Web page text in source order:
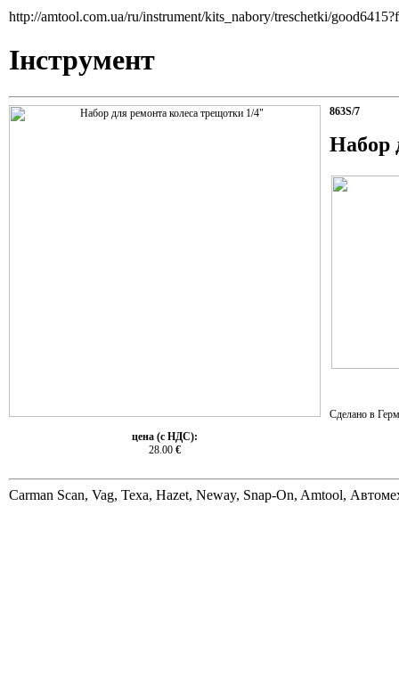
http://amtool.com.ua/ru/instrument/kits_nabory/treschetki/
Інструмент
цена (с НДС):
28.00 €
863S/7
Набор
Сделано в
Carman Scan, Vag, Texa, Hazet, Neway, Snap-On, Amtool,